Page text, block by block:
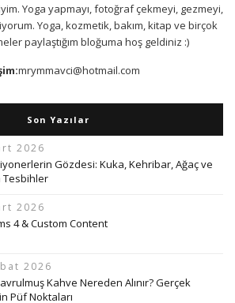
Yoga yapmayı, fotoğraf çekmeyi, gezmeyi,
Yoga, kozmetik, bakım, kitap ve birçok
paylaştığım bloğuma hoş geldiniz :)
mrymmavci@hotmail.com
Son Yazılar
2026
Gözdesi: Kuka, Kehribar, Ağaç ve
Tesbihler
2026
4 & Custom Content
2026
Kahve Nereden Alınır? Gerçek
Püf Noktaları